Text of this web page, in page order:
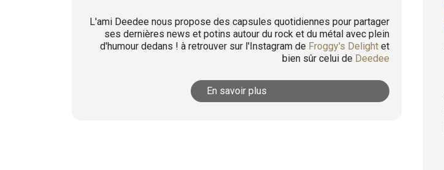
L'ami Deedee nous propose des capsules quotidiennes pour partager
ses dernières news et potins autour du rock et du métal avec plein
d'humour dedans ! à retrouver sur l'Instagram de Froggy's Delightet
bien sûr celui de Deedee
En savoir plus